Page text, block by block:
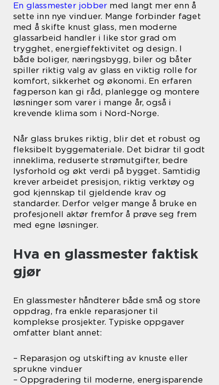
En glassmester jobber med langt mer enn å
sette inn nye vinduer. Mange forbinder faget
med å skifte knust glass, men moderne
glassarbeid handler i like stor grad om
trygghet, energieffektivitet og design. I
både boliger, næringsbygg, biler og båter
spiller riktig valg av glass en viktig rolle for
komfort, sikkerhet og økonomi. En erfaren
fagperson kan gi råd, planlegge og montere
løsninger som varer i mange år, også i
krevende klima som i Nord-Norge.
Når glass brukes riktig, blir det et robust og
fleksibelt byggemateriale. Det bidrar til godt
inneklima, reduserte strømutgifter, bedre
lysforhold og økt verdi på bygget. Samtidig
krever arbeidet presisjon, riktig verktøy og
god kjennskap til gjeldende krav og
standarder. Derfor velger mange å bruke en
profesjonell aktør fremfor å prøve seg frem
med egne løsninger.
Hva en glassmester faktisk
gjør
En glassmester håndterer både små og store
oppdrag, fra enkle reparasjoner til
komplekse prosjekter. Typiske oppgaver
omfatter blant annet:
– Reparasjon og utskifting av knuste eller
sprukne vinduer
– Oppgradering til moderne, energisparende